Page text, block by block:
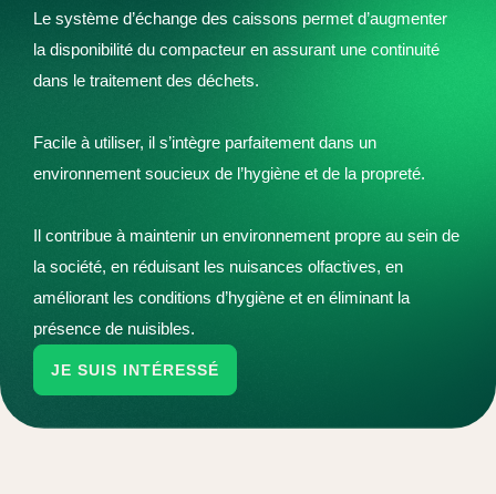
Le système d’échange des caissons permet d’augmenter
la disponibilité du compacteur en assurant une continuité
dans le traitement des déchets.
Facile à utiliser, il s’intègre parfaitement dans un
environnement soucieux de l’hygiène et de la propreté.
Il contribue à maintenir un environnement propre au sein de
la société, en réduisant les nuisances olfactives, en
améliorant les conditions d’hygiène et en éliminant la
présence de nuisibles.
JE SUIS INTÉRESSÉ